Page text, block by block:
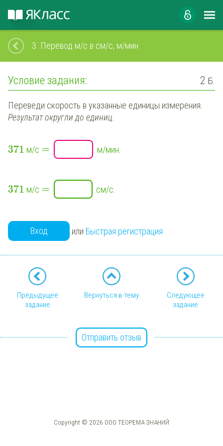
3. Перевод м/с в см/с, м/мин
Условие задания: 2 Б.
Переведи скорость в указанные единицы измерения.
Результат округли до единиц.
371 м/с = м/мин
371 м/с = см/с
Вход или Быстрая регистрация
Предыдущее
задание
Вернуться в тему
Следующее
задание
Отправить отзыв
Copyright © 2026 ООО ТЕОРЕМА ЗНАНИЙ